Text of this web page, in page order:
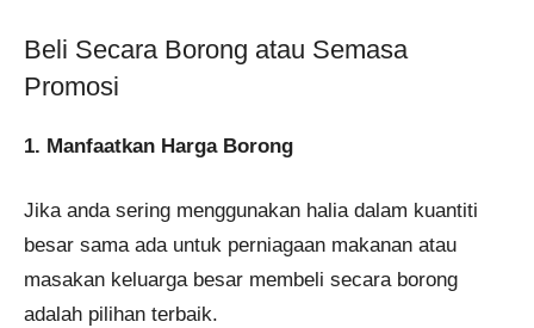
Beli Secara Borong atau Semasa
Promosi
1. Manfaatkan Harga Borong
Jika anda sering menggunakan halia dalam kuantiti
besar sama ada untuk perniagaan makanan atau
masakan keluarga besar membeli secara borong
adalah pilihan terbaik.